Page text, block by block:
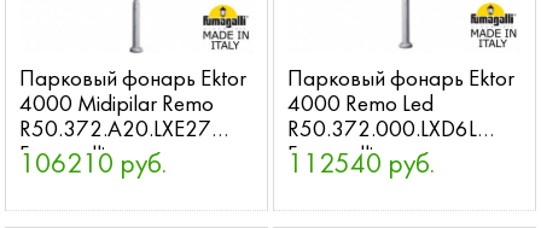
Парковый фонарь Ektor
4000 Midipilar Remo
R50.372.A20.LXE27
Fumagalli
106210 руб.
Парковый фонарь Ektor
4000 Remo Led
R50.372.000.LXD6L
Fumagalli
112540 руб.